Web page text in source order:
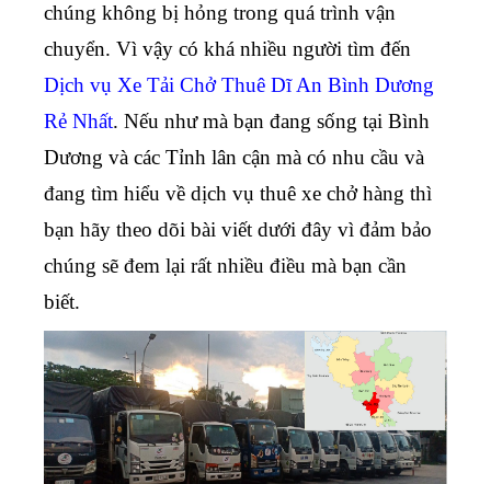
chúng không bị hỏng trong quá trình vận
chuyển. Vì vậy có khá nhiều người tìm đến
Dịch vụ Xe Tải Chở Thuê Dĩ An Bình Dương
Rẻ Nhất. Nếu như mà bạn đang sống tại Bình
Dương và các Tỉnh lân cận mà có nhu cầu và
đang tìm hiểu về dịch vụ thuê xe chở hàng thì
bạn hãy theo dõi bài viết dưới đây vì đảm bảo
chúng sẽ đem lại rất nhiều điều mà bạn cần
biết.